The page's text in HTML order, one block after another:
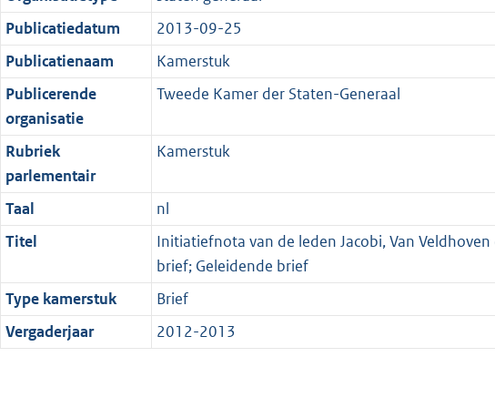
Publicatiedatum
2013-09-25
Publicatienaam
Kamerstuk
Publicerende
organisatie
Tweede Kamer der Staten-Generaal
Rubriek
parlementair
Kamerstuk
Taal
nl
Titel
Initiatiefnota van de leden Jacobi, Van
brief; Geleidende brief
Type kamerstuk
Brief
Vergaderjaar
2012-2013